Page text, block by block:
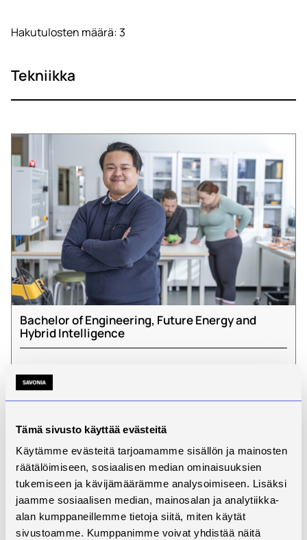
Tämä sivusto käyttää evästeitä
Käytämme evästeitä tarjoamamme sisällön ja mainosten
räätälöimiseen, sosiaalisen median ominaisuuksien
tukemiseen ja kävijämäärämme analysoimiseen. Lisäksi
jaamme sosiaalisen median, mainosalan ja analytiikka-
alan kumppaneillemme tietoja siitä, miten käytät
sivustoamme. Kumppanimme voivat yhdistää näitä
Hakutulosten määrä: 3
Tekniikka
Bachelor of Engineering, Future Energy and
Hybrid Intelligence
Kesto:
4 Vuotta